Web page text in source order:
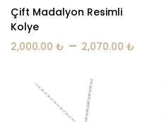
Çift Madalyon Resimli
Kolye
2,000.00 ₺ – 2,070.00 ₺